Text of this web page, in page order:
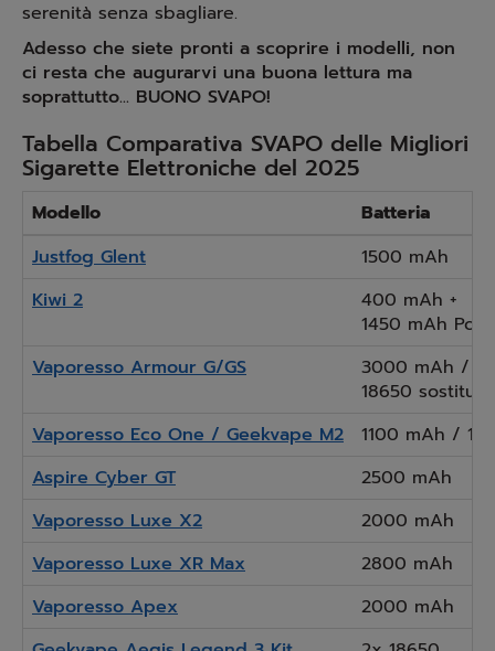
serenità senza sbagliare.
Adesso che siete pronti a scoprire i modelli, non
ci resta che augurarvi una buona lettura ma
soprattutto... BUONO SVAPO!
Tabella Comparativa SVAPO delle Migliori
Sigarette Elettroniche del 2025
Modello
Batteria
Justfog Glent
1500 mAh
Kiwi 2
400 mAh +
1450 mAh
Vaporesso Armour G/GS
3000 mAh /
18650
Vaporesso Eco One / Geekvape M2
1100 mAh /
Aspire Cyber GT
2500 mAh
Vaporesso Luxe X2
2000 mAh
Vaporesso Luxe XR Max
2800 mAh
Vaporesso Apex
2000 mAh